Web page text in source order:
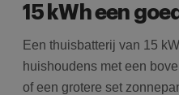
15 kWh een
Een thuisbatterij van 15
huishoudens met een
of een grotere set